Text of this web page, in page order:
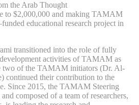
the Arab Thought
to $2,000,000 and making TAMAM
funded educational research project in
transitioned into the role of fully
activities of TAMAM as
two of the TAMAM initiators (Dr. Al-
continued their contribution to the
Since 2015, the TAMAM Steering
composed of a team of researchers,